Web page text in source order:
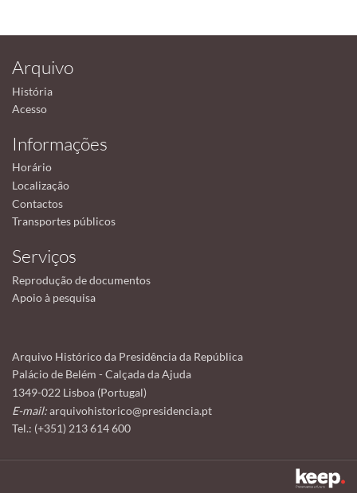
Arquivo
História
Acesso
Informações
Horário
Localização
Contactos
Transportes públicos
Serviços
Reprodução de documentos
Apoio à pesquisa
Arquivo Histórico da Presidência da República
Palácio de Belém - Calçada da Ajuda
1349-022 Lisboa (Portugal)
E-mail:arquivohistorico@presidencia.pt
Tel.: (+351) 213 614 600